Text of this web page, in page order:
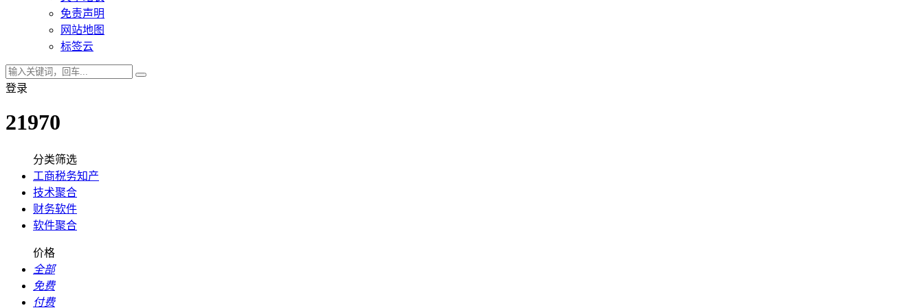
免责声明
网站地图
标签云
登录
21970
分类筛选
工商税务知产
技术聚合
财务软件
软件聚合
价格
全部
免费
付费